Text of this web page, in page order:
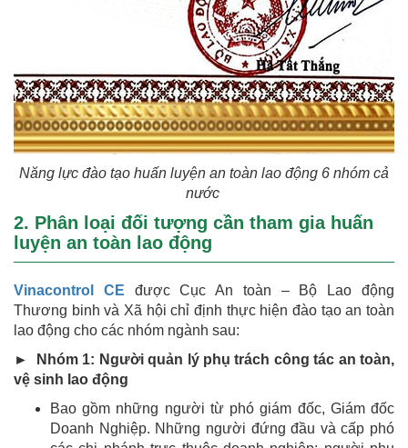
Năng lực đào tạo huấn luyện an toàn lao động 6 nhóm cả
nước
2. Phân loại đối tượng cần tham gia huấn
luyện an toàn lao động
Vinacontrol CE
được Cục An toàn – Bộ Lao động
Thương binh và Xã hội chỉ định thực hiện đào tạo an toàn
lao động cho các nhóm ngành sau:
► Nhóm 1: Người quản lý phụ trách công tác an toàn,
vệ sinh lao động
Bao gồm những người từ phó giám đốc, Giám đốc
Doanh Nghiệp. Những người đứng đầu và cấp phó